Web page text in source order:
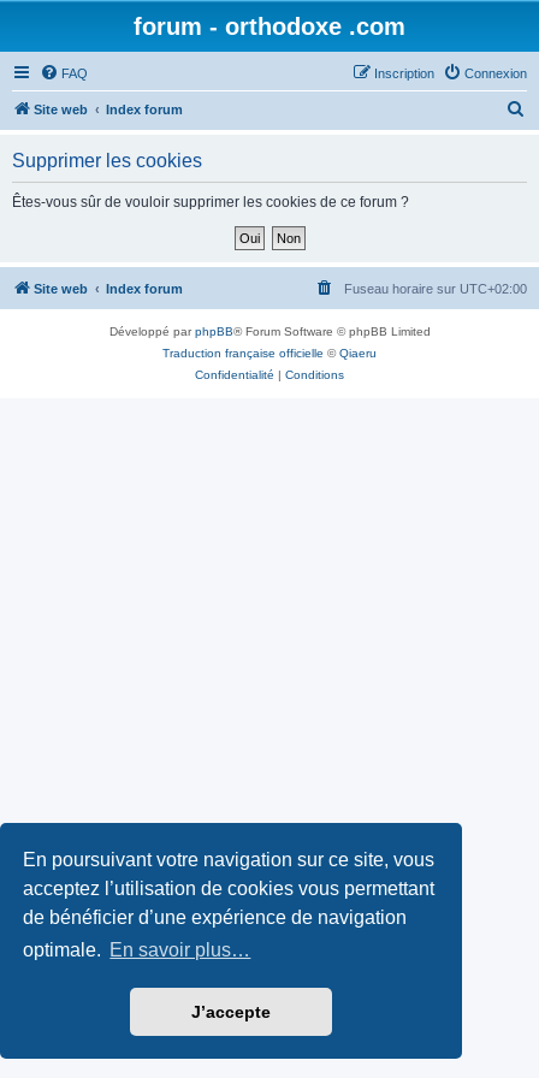
En poursuivant votre navigation sur ce site, vous
acceptez l’utilisation de cookies vous permettant
de bénéficier d’une expérience de navigation
optimale. En savoir plus…
J’accepte
forum - orthodoxe .com
FAQ Connexion
Inscription
Site web Index forum
h
Supprimer les cookies
Êtes-vous sûr de vouloir supprimer les cookies de ce forum ?
Site web Index forum Fuseau horaire sur UTC+02:00
Développé parphpBB® Forum Software © phpBB Limited
Traduction française officielle ©Qiaeru
Confidentialité | Conditions